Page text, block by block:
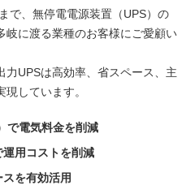
で、無停電電源装置（UPS）の
岐に渡る業種のお客様にご愛顧い
力UPSは高効率、省スペース、主
しています。
で電気料金を削減
用コストを削減
を有効活用